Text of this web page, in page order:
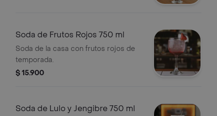
Soda de Frutos Rojos 750 ml
Soda de la casa con frutos rojos de
temporada.
$ 15.900
Soda de Lulo y Jengibre 750 ml